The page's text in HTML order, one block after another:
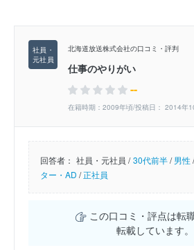
北海道放送株式会社の口コミ・評判
仕事のやりがい
--
在籍時期：2009年頃/投稿日： 2014年
回答者： 社員・元社員 / 30代前半/男性
ター・AD /正社員
この口コミ・評点は転
転載しています。